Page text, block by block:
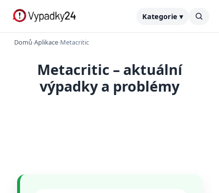
Kategorie ▾
Domů›Aplikace›Metacritic
Metacritic – aktuální
výpadky a problémy